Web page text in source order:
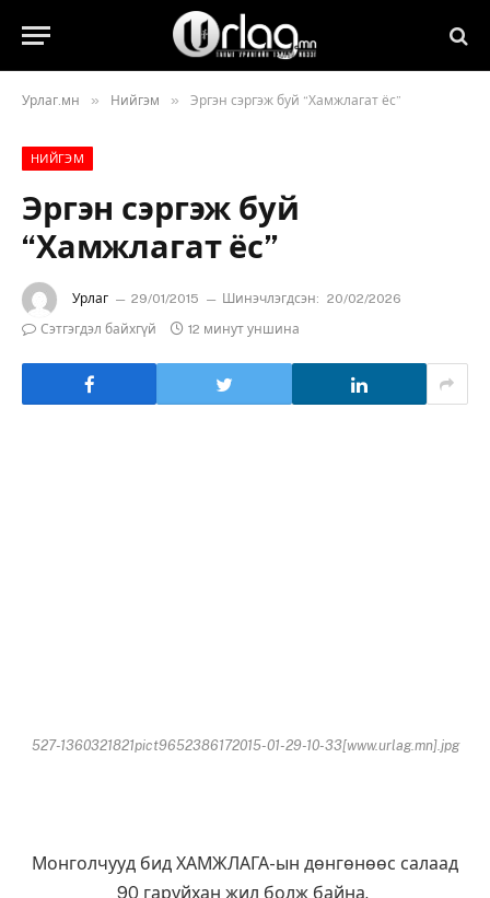
Урлаг.мн » Нийгэм » Эргэн сэргэж буй “Хамжлагат ёс”
НИЙГЭМ
Эргэн сэргэж буй
“Хамжлагат ёс”
Урлаг 29/01/2015 Шинэчлэгдсэн: 20/02/2026
Сэтгэгдэл байхгүй
12 минут уншина
527-1360321821pict9652386172015-01-29-10-33[www.urlag.mn].jpg
Монголчууд бид ХАМЖЛАГА-ын дөнгөнөөс салаад
90 гаруйхан жил болж байна.